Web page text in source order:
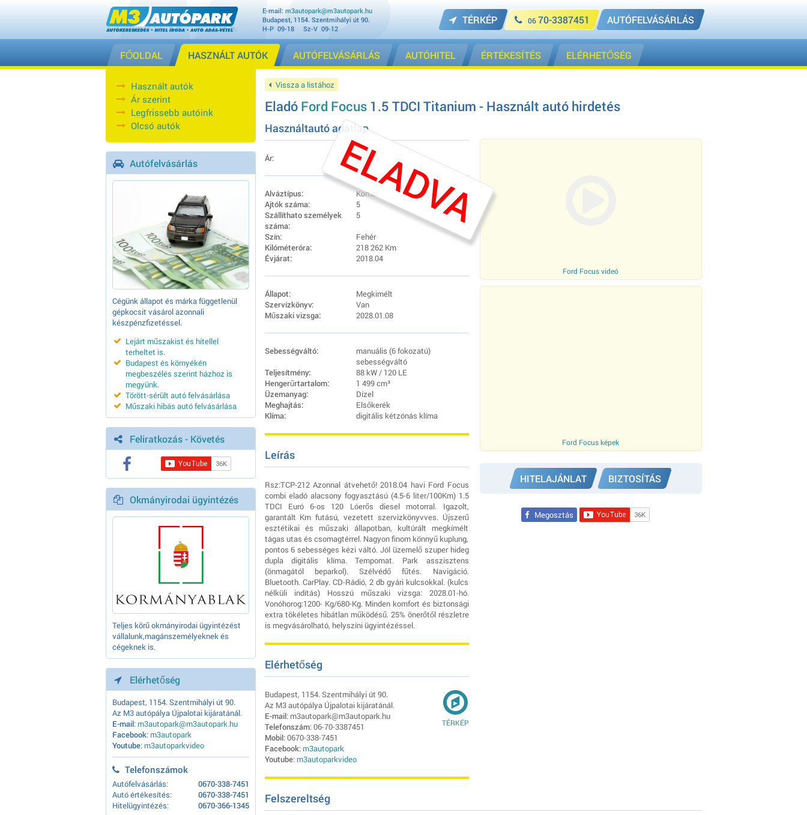
E-mail: m3autopark@m3autopark.hu
Budapest, 1154. Szentmihályi út 90.
H-P 09-18 Sz-V 09-12
TÉRKÉP 0670-3387451 AUTÓFELVÁSÁRLÁS
FŐOLDAL HASZNÁLT AUTÓK AUTÓFELVÁSÁRLÁS AUTÓHITEL ÉRTÉKESÍTÉS ELÉRHETŐSÉG
Használt autók
Ár szerint
Legfrissebb autóink
Olcsó autók
Autófelvásárlás
Cégünk állapot és márka függetlenül
gépkocsit vásárol azonnali
készpénzfizetéssel.
Lejárt műszakist és hitellel
terheltet is.
Budapest és környékén
megbeszélés szerint házhoz is
megyünk.
Törött-sérült autó felvásárlása
Műszaki hibás autó felvásárlása
Feliratkozás - Követés
Okmányirodai ügyintézés
Teljes körű okmányirodai ügyintézést
vállalunk,magánszemélyeknek és
cégeknek is.
Elérhetőség
Budapest, 1154. Szentmihályi út 90.
Az M3 autópálya Újpalotai kijáratánál.
E-mail: m3autopark@m3autopark.hu
Facebook: m3autopark
Youtube: m3autoparkvideo
Telefonszámok
Autófelvásárlás:
0670-338-7451
Autó értékesítés:
0670-338-7451
Hitelügyintézés:
0670-366-1345
Vissza a listához
Eladó Ford Focus1.5 TDCI Titanium - Használt autó hirdetés
ELADVA
Használtautó adatlap
Ár: Eladva
Alváztípus:
Kombi
Ajtók száma:
5
Szállíthato személyek
száma:
5
Szín:
Fehér
Kilóméteróra:
218 262 Km
Évjárat:
2018.04
Állapot:
Megkimélt
Szervízkönyv:
Van
Műszaki vizsga:
2028.01.08
Sebességváltó:
manuális (6 fokozatú)
sebességváltó
Teljesítmény:
88 kW / 120 LE
Hengerűrtartalom:
1 499 cm³
Üzemanyag:
Dízel
Meghajtás:
Elsőkerék
Klíma:
digitális kétzónás klíma
Leírás
Rsz:TCP-212 Azonnal átvehető! 2018.04 havi Ford Focus
combi eladó alacsony fogyasztású (4.5-6 liter/100Km) 1.5
TDCI Euró 6-os 120 Lóerős diesel motorral. Igazolt,
garantált Km futású, vezetett szervizkönyvves. Újszerű
esztétikai és műszaki állapotban, kultúrált megkímélt
tágas utas és csomagtérrel. Nagyon finom könnyű kuplung,
pontos 6 sebességes kézi váltó. Jól üzemelő szuper hideg
dupla digitális klíma. Tempomat. Park asszisztens
(önmagától beparkol). Szélvédő fűtés. Navigáció.
Bluetooth. CarPlay. CD-Rádió, 2 db gyári kulcsokkal. (kulcs
nélküli indítás) Hosszú műszaki vizsga: 2028.01-hó.
Vonóhorog:1200- Kg/680-Kg. Minden komfort és biztonsági
extra tökéletes hibátlan működésű. 25% önerőtől részletre
is megvásárolható, helyszíni ügyintézéssel.
Elérhetőség
TÉRKÉP
Budapest, 1154. Szentmihályi út 90.
Az M3 autópálya Újpalotai kijáratánál.
E-mail: m3autopark@m3autopark.hu
Telefonszám: 06-70-3387451
Mobil: 0670-338-7451
Facebook: m3autopark
Youtube: m3autoparkvideo
Ford Focus videó
Ford Focus képek
HITELAJÁNLAT BIZTOSÍTÁS
Megosztás
Felszereltség